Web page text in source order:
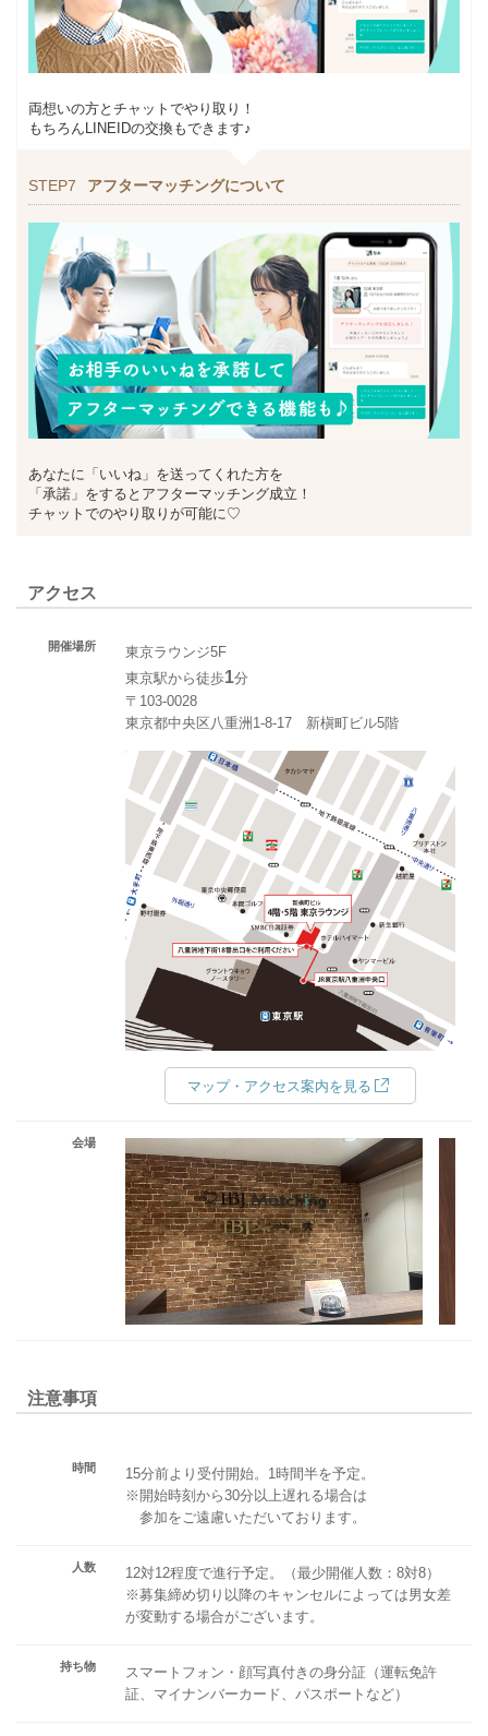
両想いの方とチャットでやり取り！
もちろんLINEIDの交換もできます♪
STEP7 アフターマッチングについて
あなたに「いいね」を送ってくれた方を
「承諾」をするとアフターマッチング成立！
チャットでのやり取りが可能に♡
アクセス
開催場所
東京ラウンジ5F
東京駅から徒歩1分
〒103-0028
東京都中央区八重洲1-8-17 新槇町ビル5階
マップ・アクセス案内を見る
会場
注意事項
時間
15分前より受付開始。1時間半を予定。
※開始時刻から30分以上遅れる場合は
参加をご遠慮いただいております。
人数
12対12程度で進行予定。（最少開催人数：8対8）
※募集締め切り以降のキャンセルによっては男女差
が変動する場合がございます。
持ち物
スマートフォン・顔写真付きの身分証（運転免許
証、マイナンバーカード、パスポートなど）